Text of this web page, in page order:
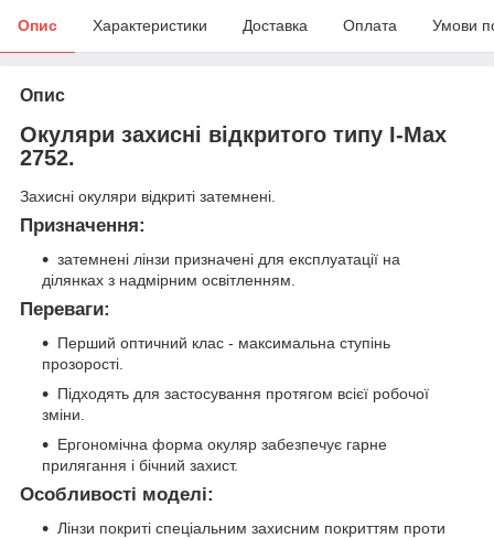
Опис Характеристики Доставка Оплата Умови
Опис
Окуляри захисні відкритого типу I-Max
2752.
Захисні окуляри відкриті затемнені.
Призначення:
затемнені лінзи призначені для експлуатації на
ділянках з надмірним освітленням.
Переваги:
Перший оптичний клас - максимальна ступінь
прозорості.
Підходять для застосування протягом всієї робочої
зміни.
Ергономічна форма окуляр забезпечує гарне
прилягання і бічний захист.
Особливості моделі:
Лінзи покриті спеціальним захисним покриттям проти